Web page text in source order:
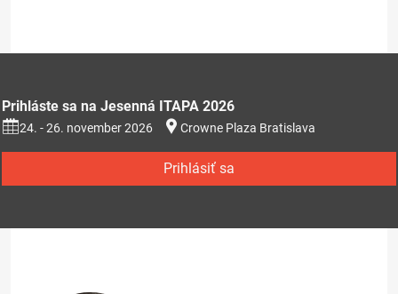
Prihláste sa na Jesenná ITAPA 2026
24. - 26. november 2026 Crowne Plaza Bratislava
Prihlásiť sa